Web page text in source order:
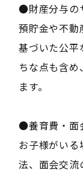
●財産分与の
預貯金や不動
基づいた公平
ちな点も含
ます。
●養育費・面
お子様がい
法、面会交流